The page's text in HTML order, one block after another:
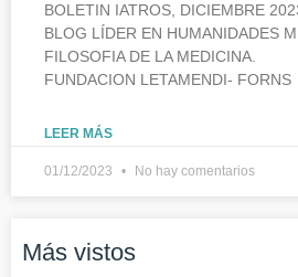
BOLETIN IATROS, DICIEMBRE
BLOG LÍDER EN HUMANIDADES
FILOSOFIA DE LA MEDICINA.
FUNDACION LETAMENDI- FORNS
LEER MÁS
01/12/2023 No hay comentarios
Más vistos